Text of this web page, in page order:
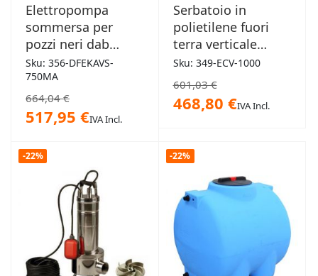
Elettropompa
sommersa per
pozzi neri dab
"Feka VS" 0.75 HP
1,00kW
Sku: 356-DFEKAVS-
750MA
664,04 €
517,95 €IVA Incl.
Serbatoio in
polietilene fuori
terra verticale
1000L
Sku: 349-ECV-1000
601,03 €
468,80 €IVA Incl.
-22% -22%